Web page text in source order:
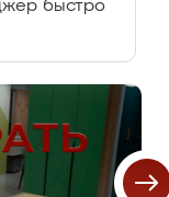
быстро